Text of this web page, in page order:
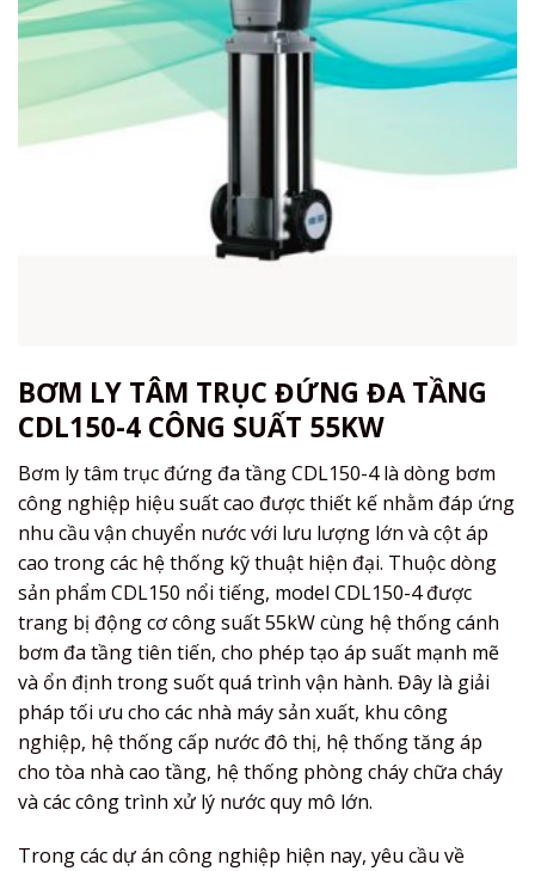
BƠM LY TÂM TRỤC ĐỨNG ĐA TẦNG
CDL150-4 CÔNG SUẤT 55KW
Bơm ly tâm trục đứng đa tầng CDL150-4 là dòng bơm
công nghiệp hiệu suất cao được thiết kế nhằm đáp ứng
nhu cầu vận chuyển nước với lưu lượng lớn và cột áp
cao trong các hệ thống kỹ thuật hiện đại. Thuộc dòng
sản phẩm CDL150 nổi tiếng, model CDL150-4 được
trang bị động cơ công suất 55kW cùng hệ thống cánh
bơm đa tầng tiên tiến, cho phép tạo áp suất mạnh mẽ
và ổn định trong suốt quá trình vận hành. Đây là giải
pháp tối ưu cho các nhà máy sản xuất, khu công
nghiệp, hệ thống cấp nước đô thị, hệ thống tăng áp
cho tòa nhà cao tầng, hệ thống phòng cháy chữa cháy
và các công trình xử lý nước quy mô lớn.
Trong các dự án công nghiệp hiện nay, yêu cầu về